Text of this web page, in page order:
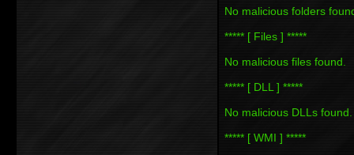
No malicious folders
***** [ Files ] *****
No malicious files found.
***** [ DLL ] *****
No malicious DLLs found.
***** [ WMI ] *****